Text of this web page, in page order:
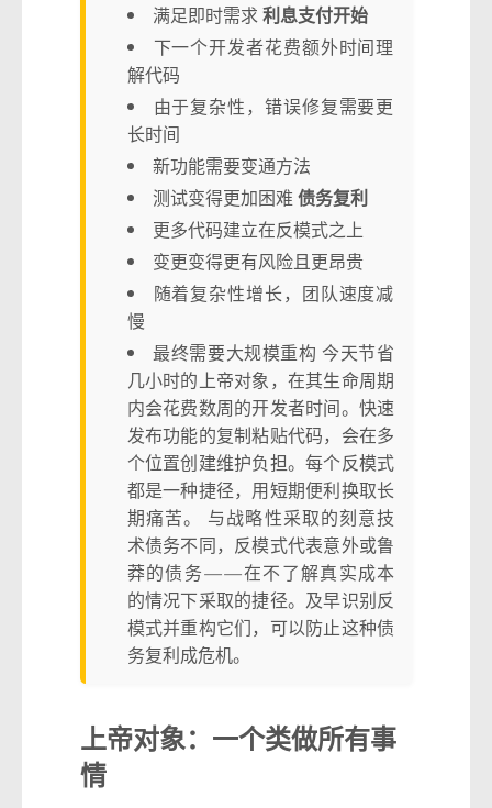
满足即时需求利息支付开始
下一个开发者花费额外时间理
解代码
由于复杂性，错误修复需要更
长时间
新功能需要变通方法
测试变得更加困难 债务复利
更多代码建立在反模式之上
变更变得更有风险且更昂贵
随着复杂性增长，团队速度减
慢
最终需要大规模重构 今天节省
几小时的上帝对象，在其生命周期
内会花费数周的开发者时间。快速
发布功能的复制粘贴代码，会在多
个位置创建维护负担。每个反模式
都是一种捷径，用短期便利换取长
期痛苦。 与战略性采取的刻意技
术债务不同，反模式代表意外或鲁
莽的债务——在不了解真实成本
的情况下采取的捷径。及早识别反
模式并重构它们，可以防止这种债
务复利成危机。
上帝对象：一个类做所有事
情